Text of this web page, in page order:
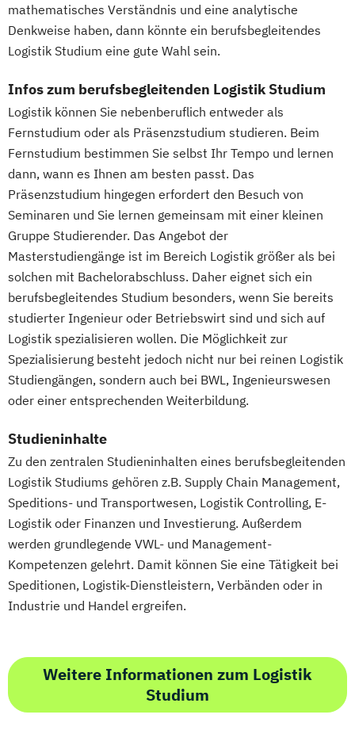
Gesundheitsmanagement
Grundlagenwissen für
Personalmanager/innen
Projektmanager/innen
Human Resource Management
IT-Management IT-Projektmanagement
Intercultural Management
Intercultural Management - in English
Interkulturelle Psychologie
International Business Administration
Internationales Wirtschaftsrecht
Investition & Finanzierung
Kindheits- und Jugendpädagogik
Logistik & Supply Chain Management
Logistik: Grundlagen
Systeme Technologien
Logistikmanagement
Logistische Funktionsbereiche
Managing Diversity
Marketing & Sales Management
Markt- und Werbepsychologie
Materialflusssysteme - Technologien
Planung und Steuerung
Mergers & Acquisitions
Nachhaltigkeitsmanagement
Personal & Organisation
Personalmanagement & Corporate
Planung logistischer Netzwerke
Politikwissenschaft & Management
mathematisches Verständnis und eine analytische
Denkweise haben, dann könnte ein berufsbegleitendes
Logistik Studium eine gute Wahl sein.
Infos zum berufsbegleitenden Logistik Studium
Logistik können Sie nebenberuflich entweder als
Fernstudium oder als Präsenzstudium studieren. Beim
Fernstudium bestimmen Sie selbst Ihr Tempo und lernen
dann, wann es Ihnen am besten passt. Das
Präsenzstudium hingegen erfordert den Besuch von
Seminaren und Sie lernen gemeinsam mit einer kleinen
Gruppe Studierender. Das Angebot der
Masterstudiengänge ist im Bereich Logistik größer als bei
solchen mit Bachelorabschluss. Daher eignet sich ein
berufsbegleitendes Studium besonders, wenn Sie bereits
studierter Ingenieur oder Betriebswirt sind und sich auf
Logistik spezialisieren wollen. Die Möglichkeit zur
Spezialisierung besteht jedoch nicht nur bei reinen Logistik
Studiengängen, sondern auch bei BWL, Ingenieurswesen
oder einer entsprechenden Weiterbildung.
Studieninhalte
Zu den zentralen Studieninhalten eines berufsbegleitenden
Logistik Studiums gehören z.B. Supply Chain Management,
Speditions- und Transportwesen, Logistik Controlling, E-
Logistik oder Finanzen und Investierung. Außerdem
werden grundlegende VWL- und Management-
Kompetenzen gelehrt. Damit können Sie eine Tätigkeit bei
Speditionen, Logistik-Dienstleistern, Verbänden oder in
Industrie und Handel ergreifen.
Weitere Informationen zum Logistik
Studium